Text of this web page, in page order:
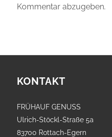
Kommentar abzugeben.
KONTAKT
FRÜHAUF GENUSS
Ulrich-Stöckl-Straße 5a
83700 Rottach-Egern